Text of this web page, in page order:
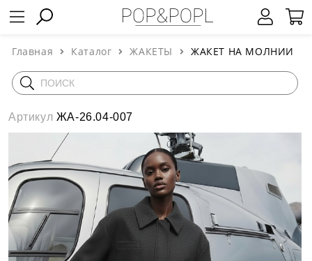
Главная Каталог ЖАКЕТЫ ЖАКЕТ НА МОЛНИИ
Артикул ЖА-26.04-007